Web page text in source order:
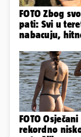
FOTO Zbog
pati: Svi u
nabacuju,
FOTO Osječani
rekordno